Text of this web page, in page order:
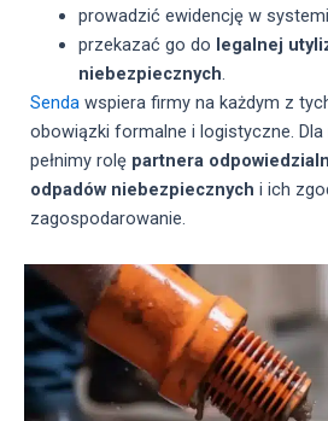
prowadzić ewidencję w
przekazać go do legalnej
niebezpiecznych.
Senda wspiera firmy na każdym z
obowiązki formalne i logistyczne.
pełnimy rolę partnera
odpadów niebezpiecznych i ich
zagospodarowanie.